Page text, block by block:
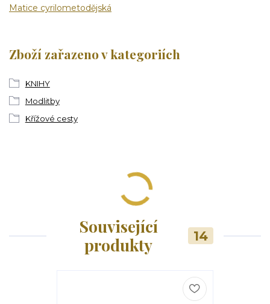
Matice cyrilometodějská
Zboží zařazeno v kategoriích
KNIHY
Modlitby
Křížové cesty
Související
produkty
14